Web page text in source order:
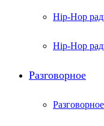
Hip-Hop
Hip-Hop
Разговорное